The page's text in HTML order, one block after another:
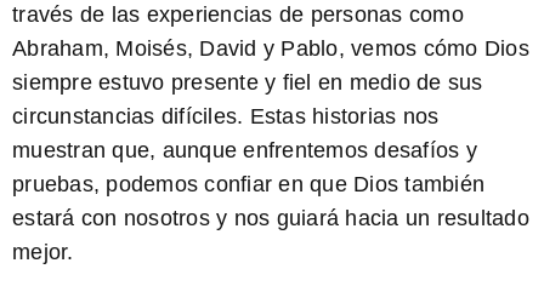
través de las experiencias de personas como
Abraham, Moisés, David y Pablo, vemos cómo Dios
siempre estuvo presente y fiel en medio de sus
circunstancias difíciles. Estas historias nos
muestran que, aunque enfrentemos desafíos y
pruebas, podemos confiar en que Dios también
estará con nosotros y nos guiará hacia un resultado
mejor.